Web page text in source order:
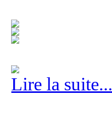
Lire la suite...